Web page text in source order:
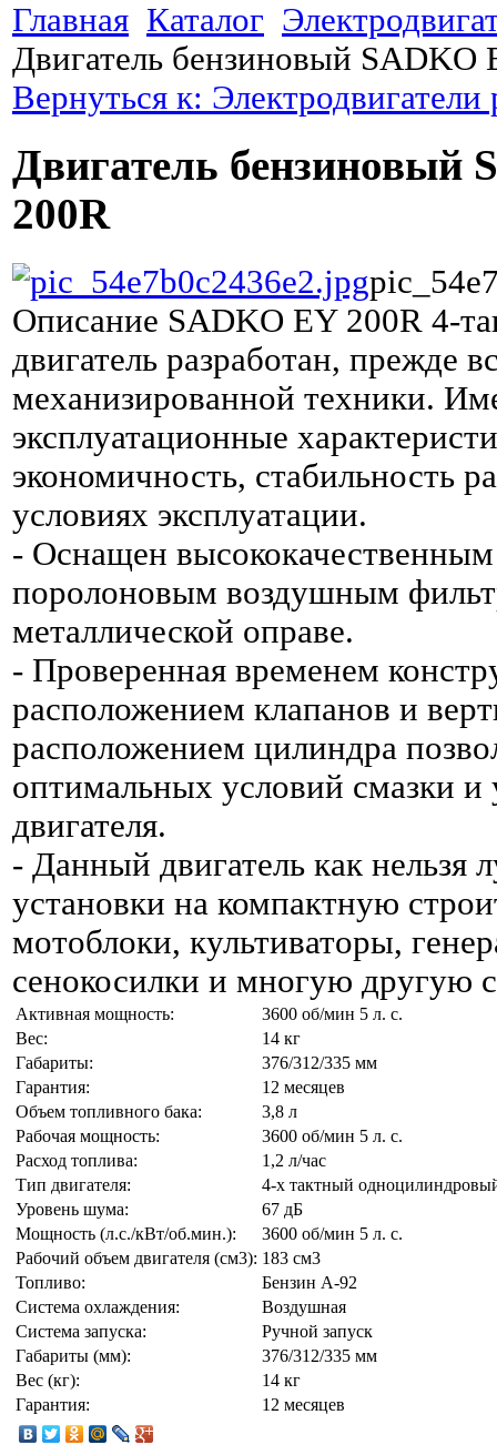
Главная Каталог
Двигатель бензиновый SADKO
Вернуться к: Электродвигатели
Двигатель бензиновый
200R
Описание SADKO EY 200R 4-
двигатель разработан, прежде
механизированной техники.
эксплуатационные
экономичность, стабильность
условиях эксплуатации.
- Оснащен
поролоновым воздушным
металлической оправе.
- Проверенная временем
расположением клапанов и
расположением цилиндра
оптимальных условий смазки
двигателя.
- Данный двигатель как нельзя
установки на компактную
мотоблоки, культиваторы,
сенокосилки и многую другую
Активная мощность:
3600 об/мин 5 л. с.
Вес:
14 кг
Габариты:
376/312/335 мм
Гарантия:
12 месяцев
Объем топливного бака:
3,8 л
Рабочая мощность:
3600 об/мин 5 л. с.
Расход топлива:
1,2 л/час
Тип двигателя:
4-х тактный
Уровень шума:
67 дБ
Мощность (л.с./кВт/об.мин.):
3600 об/мин 5 л. с.
Рабочий объем двигателя (см3): 183 см3
Топливо:
Бензин А-92
Система охлаждения:
Воздушная
Система запуска:
Ручной запуск
Габариты (мм):
376/312/335 мм
Вес (кг):
14 кг
Гарантия:
12 месяцев